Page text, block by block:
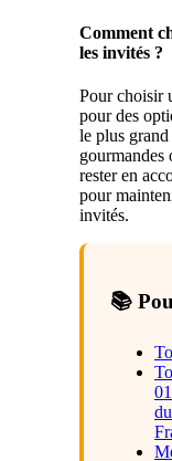
Comment
les invités ?
Pour choisir
pour des
le plus
gourmandes
rester en
pour
invités.
📚